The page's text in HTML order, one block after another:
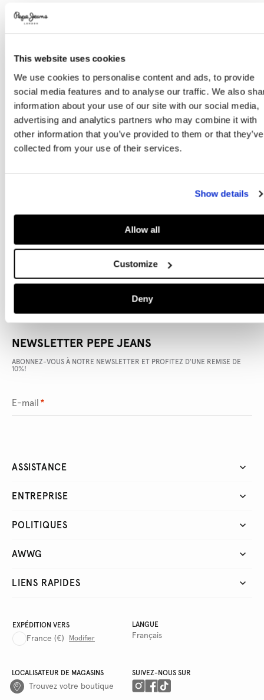
This website uses cookies
We use cookies to personalise content and ads, to provide
social media features and to analyse our traffic. We also
information about your use of our site with our social media,
advertising and analytics partners who may combine it with
other information that you’ve provided to them or that they’ve
collected from your use of their services.
Show details
Allow all
Customize
Deny
XS
Le mannequin porte: MTaille du mannequin:
ENVOYEZ-MOI UN E-MAIL QUAND IL SERA
DISPONIBLE
DÉTAILS DU PRODUIT
LIVRAISON ET RETOURS
NEWSLETTER PEPE JEANS
ABONNEZ-VOUS À NOTRE NEWSLETTER ET PROFITEZ D'UNE REMISE DE
10%!
E-mail *
ASSISTANCE
ENTREPRISE
POLITIQUES
AWWG
LIENS RAPIDES
EXPÉDITION VERS
France (€) Modifier
LANGUE
Français
LOCALISATEUR DE MAGASINS
Trouvez votre boutique
SUIVEZ-NOUS SUR